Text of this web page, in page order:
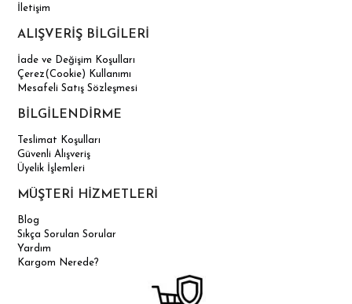
İletişim
ALIŞVERİŞ BİLGİLERİ
İade ve Değişim Koşulları
Çerez(Cookie) Kullanımı
Mesafeli Satış Sözleşmesi
BİLGİLENDİRME
Teslimat Koşulları
Güvenli Alışveriş
Üyelik İşlemleri
MÜŞTERİ HİZMETLERİ
Blog
Sıkça Sorulan Sorular
Yardım
Kargom Nerede?